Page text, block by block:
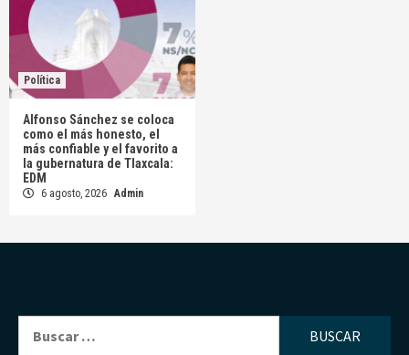
Política
Alfonso Sánchez se coloca
como el más honesto, el
más confiable y el favorito a
la gubernatura de Tlaxcala:
EDM
6 agosto, 2026 Admin